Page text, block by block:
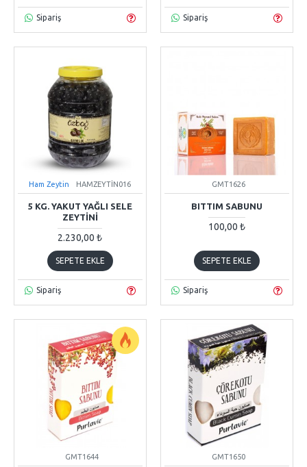
Sipariş Sipariş
Ham Zeytin HAMZEYTİN016
5 KG. YAKUT YAĞLI SELE
ZEYTINI
2.230,00 ₺
SEPETE EKLE
Sipariş
GMT1626
BITTIM SABUNU
100,00 ₺
SEPETE EKLE
Sipariş
GMT1644 GMT1650